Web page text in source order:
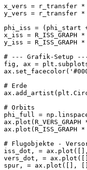
x_vers = r_transfer *
y_vers = r_transfer
phi_iss =
x_iss =
y_iss =
# --- Grafik-Setup
fig, ax =
# Erde
# Orbits
phi_full =
# Flugobjekte -
iss_dot, =
vers_dot, =
spur, = ax.plot([], [],